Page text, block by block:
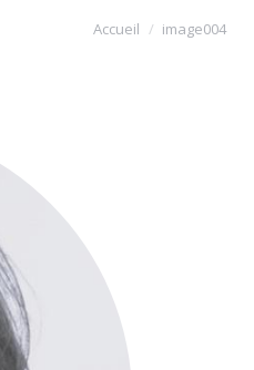
Accueil image004